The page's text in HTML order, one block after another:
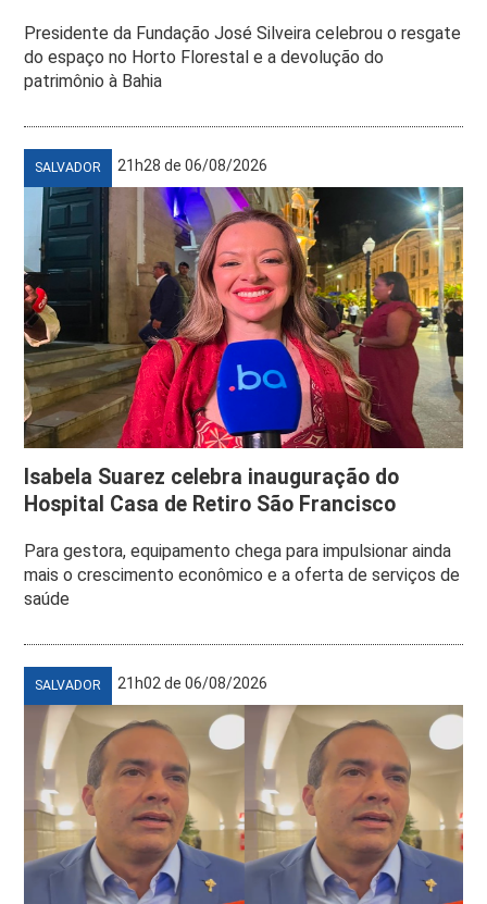
Presidente da Fundação José Silveira celebrou o resgate
do espaço no Horto Florestal e a devolução do
patrimônio à Bahia
SALVADOR 21h28 de 06/08/2026
Isabela Suarez celebra inauguração do
Hospital Casa de Retiro São Francisco
Para gestora, equipamento chega para impulsionar ainda
mais o crescimento econômico e a oferta de serviços de
saúde
SALVADOR 21h02 de 06/08/2026